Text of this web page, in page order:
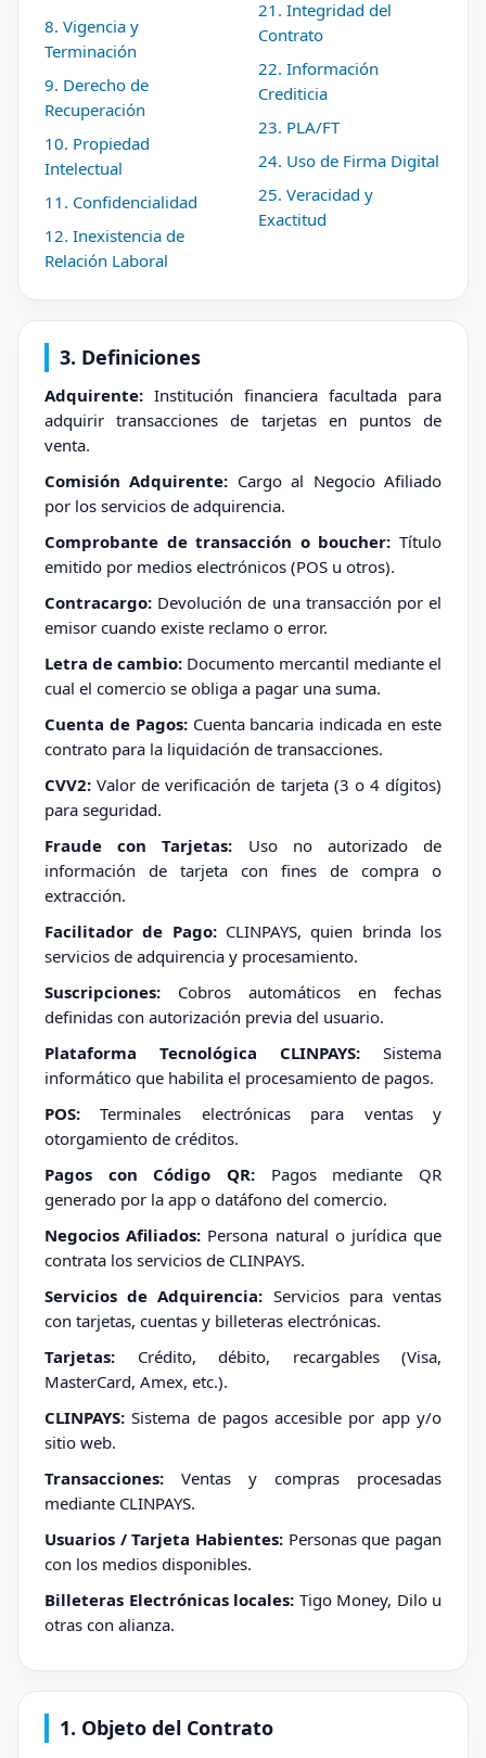
8. Vigencia y
Terminación
9. Derecho de
Recuperación
10. Propiedad
Intelectual
11. Confidencialidad
12. Inexistencia de
Relación Laboral
21. Integridad del
Contrato
22. Información
Crediticia
23. PLA/FT
24. Uso de Firma Digital
25. Veracidad y
Exactitud
3. Definiciones
Adquirente: Institución financiera facultada para
adquirir transacciones de tarjetas en puntos de
venta.
Comisión Adquirente: Cargo al Negocio Afiliado
por los servicios de adquirencia.
Comprobante de transacción o boucher: Título
emitido por medios electrónicos (POS u otros).
Contracargo: Devolución de una transacción por el
emisor cuando existe reclamo o error.
Letra de cambio: Documento mercantil mediante el
cual el comercio se obliga a pagar una suma.
Cuenta de Pagos:Cuenta bancaria indicada en este
contrato para la liquidación de transacciones.
CVV2: Valor de verificación de tarjeta (3 o 4 dígitos)
para seguridad.
Fraude con Tarjetas: Uso no autorizado de
información de tarjeta con fines de compra o
extracción.
Facilitador de Pago:CLINPAYS, quien brinda los
servicios de adquirencia y procesamiento.
Suscripciones: Cobros automáticos en fechas
definidas con autorización previa del usuario.
Plataforma Tecnológica CLINPAYS: Sistema
informático que habilita el procesamiento de pagos.
POS: Terminales electrónicas para ventas y
otorgamiento de créditos.
Pagos con Código QR: Pagos mediante QR
generado por la app o datáfono del comercio.
Negocios Afiliados: Persona natural o jurídica que
contrata los servicios de CLINPAYS.
Servicios de Adquirencia: Servicios para ventas
con tarjetas, cuentas y billeteras electrónicas.
Tarjetas: Crédito, débito, recargables (Visa,
MasterCard, Amex, etc.).
CLINPAYS: Sistema de pagos accesible por app y/o
sitio web.
Transacciones: Ventas y compras procesadas
mediante CLINPAYS.
Usuarios / Tarjeta Habientes: Personas que pagan
con los medios disponibles.
Billeteras Electrónicas locales: Tigo Money, Dilo u
otras con alianza.
1. Objeto del Contrato